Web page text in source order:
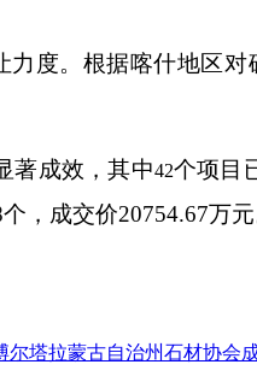
力度。根据喀什地区
著成效，其中42个项目
个，成交价20754.67万元
塔拉蒙古自治州石材协会